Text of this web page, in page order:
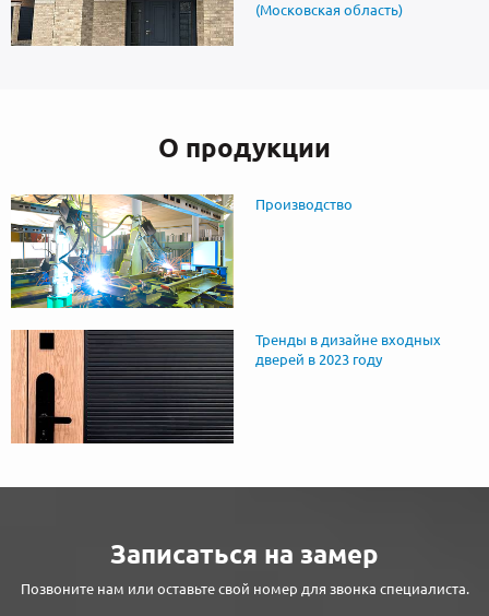
(Московская область)
О продукции
Производство
Тренды в дизайне входных
дверей в 2023 году
Записаться на замер
Позвоните нам или оставьте свой номер для звонка специалиста.